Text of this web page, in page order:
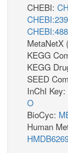
CHEBI:
MetaNetX
KEGG
KEGG
SEED
InChI Key:
O
BioCyc:
Human